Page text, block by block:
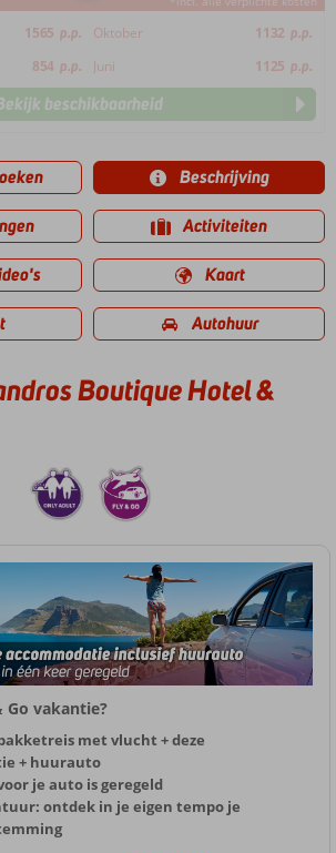
1565 p.p. Oktober 1132 p.p.
854 p.p. Juni 1125 p.p.
beschikbaarheid
Beschrijving
Activiteiten
Kaart
Autohuur
Boutique Hotel &
Go vakantie?
met vlucht + deze
+ huurauto
je auto is geregeld
ontdek in je eigen tempo je